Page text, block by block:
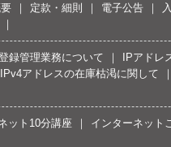
定款・細則 電子公告
録管理業務について
IPアドレ
IPv4アドレスの在庫枯渇に関して
ット10分講座
インターネット